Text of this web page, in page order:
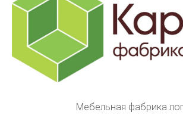
Мебельная фабрика